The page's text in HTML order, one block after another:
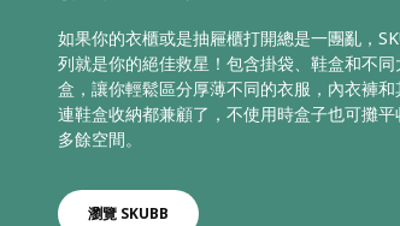
如果你的衣櫃或是抽屜櫃打開總是一團亂，
列就是你的絕佳救星！包含掛袋、鞋盒和不同
盒，讓你輕鬆區分厚薄不同的衣服，內衣褲和
連鞋盒收納都兼顧了，不使用時盒子也可攤
多餘空間。
瀏覽 SKUBB